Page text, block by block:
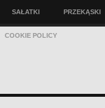
SAŁATKI PRZEKĄSKI
COOKIE POLICY